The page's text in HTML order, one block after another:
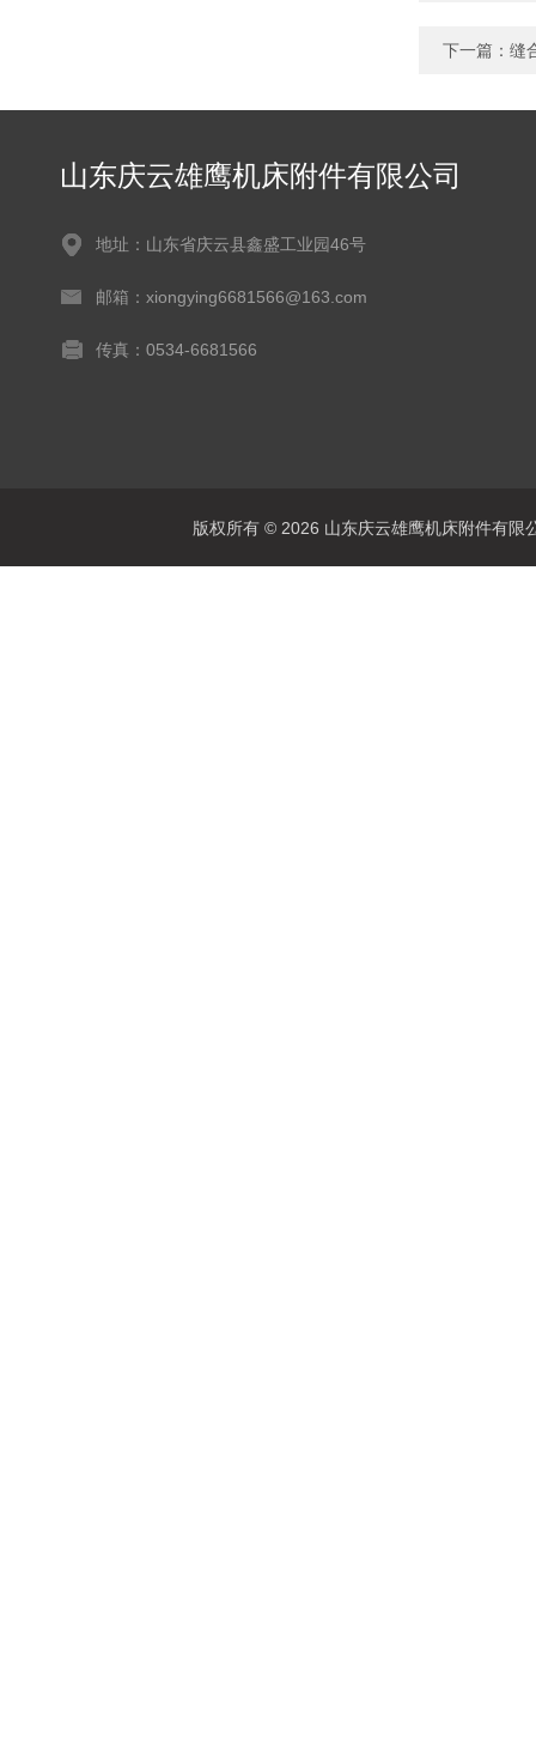
下一篇： 缝
山东庆云雄鹰机床附件有限公司
地址：山东省庆云县鑫盛工业园46号
邮箱：xiongying6681566@163.com
传真：0534-6681566
版权所有 © 2026 山东庆云雄鹰机床附件有